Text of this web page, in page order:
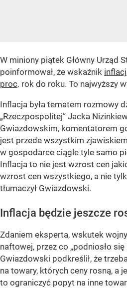
W miniony piątek Główny Urząd
poinformował, że wskaźnik
proc. rok do roku. To najwyższy
Inflacja była tematem rozmowy
„Rzeczpospolitej” Jacka
Gwiazdowskim, komentatorem
jest przede wszystkim
w gospodarce ciągle tyle samo
Inflacja to nie jest wzrost cen
wzrost cen wszystkiego, a nie
tłumaczył Gwiazdowski.
Inflacja będzie jeszcze
Zdaniem eksperta, wskutek
naftowej, przez co „podniosło się
Gwiazdowski podkreślił, że
na towary, których ceny rosną, a
to ograniczyć popyt na inne